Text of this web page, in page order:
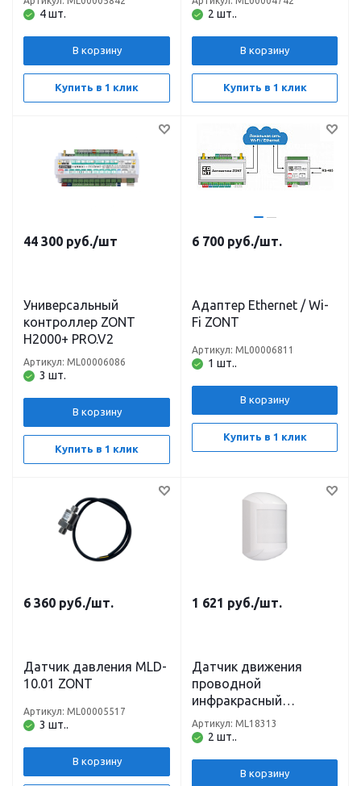
4 шт.
В корзину
Купить в 1 клик
2 шт..
В корзину
Купить в 1 клик
44 300 руб./шт
Универсальный
контроллер ZONT
H2000+ PRO.V2
3 шт.
Артикул: ML00006086
В корзину
Купить в 1 клик
6 700 руб./шт.
Адаптер Ethernet / Wi-
Fi ZONT
1 шт..
Артикул: ML00006811
В корзину
Купить в 1 клик
6 360 руб./шт.
Датчик давления MLD-
10.01 ZONT
3 шт..
Артикул: ML00005517
В корзину
1 621 руб./шт.
Датчик движения
проводной
инфракрасный
АСТРА-515 ZONT
2 шт..
Артикул: ML18313
В корзину